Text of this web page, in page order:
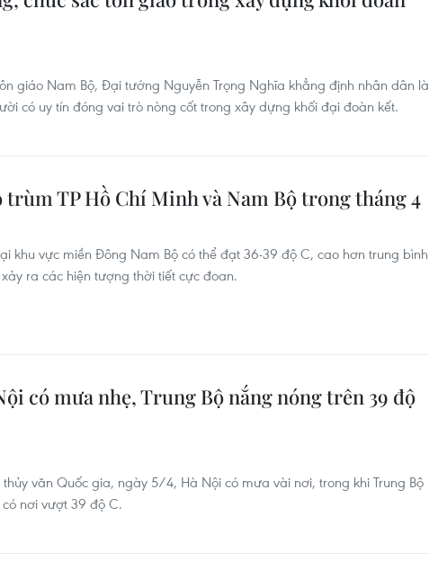
giáo Nam Bộ, Đại tướng Nguyễn Trọng Nghĩa khẳng định nhân dân là
có uy tín đóng vai trò nòng cốt trong xây dựng khối đại đoàn kết.
trùm TP Hồ Chí Minh và Nam Bộ trong tháng 4
khu vực miền Đông Nam Bộ có thể đạt 36-39 độ C, cao hơn trung bình
ra các hiện tượng thời tiết cực đoan.
có mưa nhẹ, Trung Bộ nắng nóng trên 39 độ
văn Quốc gia, ngày 5/4, Hà Nội có mưa vài nơi, trong khi Trung Bộ
nơi vượt 39 độ C.